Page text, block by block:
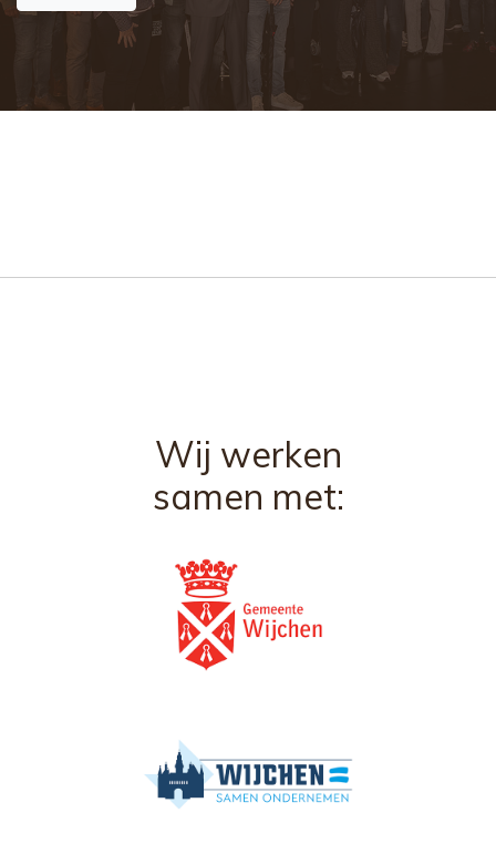
Wij werken
samen met: